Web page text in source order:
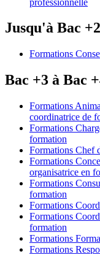
Jusqu'à Bac +2
Formations
Bac +3 à Bac
Formations
coordinatrice de
Formations
formation
Formations Chef
Formations
organisatrice en
Formations
formation
Formations
Formations
formation
Formations
Formations